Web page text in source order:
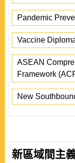
Pandemic
Vaccine
ASEAN
Framework
New
新區域間主